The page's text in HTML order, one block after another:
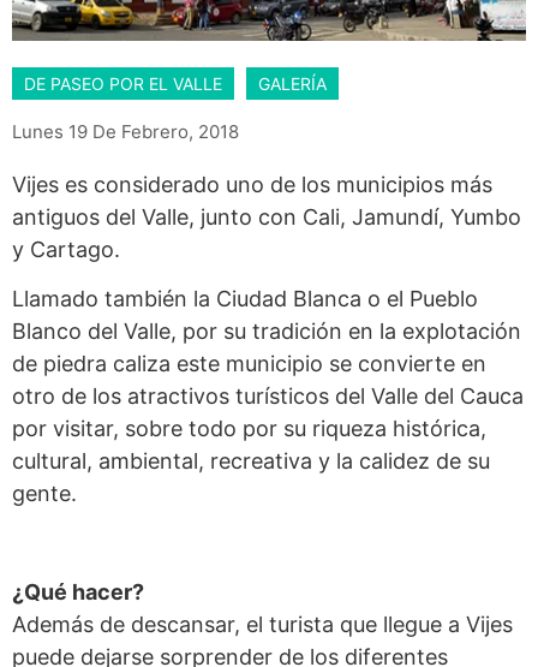
DE PASEO POR EL VALLE GALERÍA
Lunes 19 De Febrero, 2018
Vijes es considerado uno de los municipios más
antiguos del Valle, junto con Cali, Jamundí, Yumbo
y Cartago.
Llamado también la Ciudad Blanca o el Pueblo
Blanco del Valle, por su tradición en la explotación
de piedra caliza este municipio se convierte en
otro de los atractivos turísticos del Valle del Cauca
por visitar, sobre todo por su riqueza histórica,
cultural, ambiental, recreativa y la calidez de su
gente.
¿Qué hacer?
Además de descansar, el turista que llegue a Vijes
puede dejarse sorprender de los diferentes